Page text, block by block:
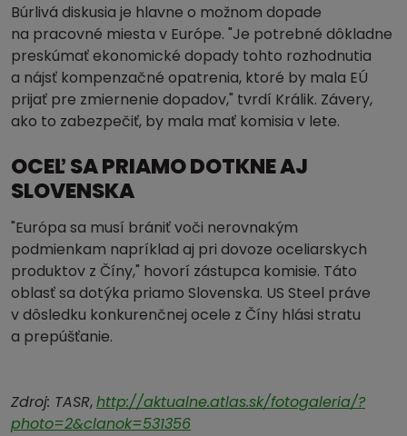
Búrlivá diskusia je hlavne o možnom dopade
na pracovné miesta v Európe. "Je potrebné dôkladne
preskúmať ekonomické dopady tohto rozhodnutia
a nájsť kompenzačné opatrenia, ktoré by mala EÚ
prijať pre zmiernenie dopadov," tvrdí Králik. Závery,
ako to zabezpečiť, by mala mať komisia v lete.
OCEĽ SA PRIAMO DOTKNE AJ
SLOVENSKA
"Európa sa musí brániť voči nerovnakým
podmienkam napríklad aj pri dovoze oceliarskych
produktov z Číny," hovorí zástupca komisie. Táto
oblasť sa dotýka priamo Slovenska. US Steel práve
v dôsledku konkurenčnej ocele z Číny hlási stratu
a prepúšťanie.
Zdroj: TASR,http://aktualne.atlas.sk/fotogaleria/?
photo=2&clanok=531356